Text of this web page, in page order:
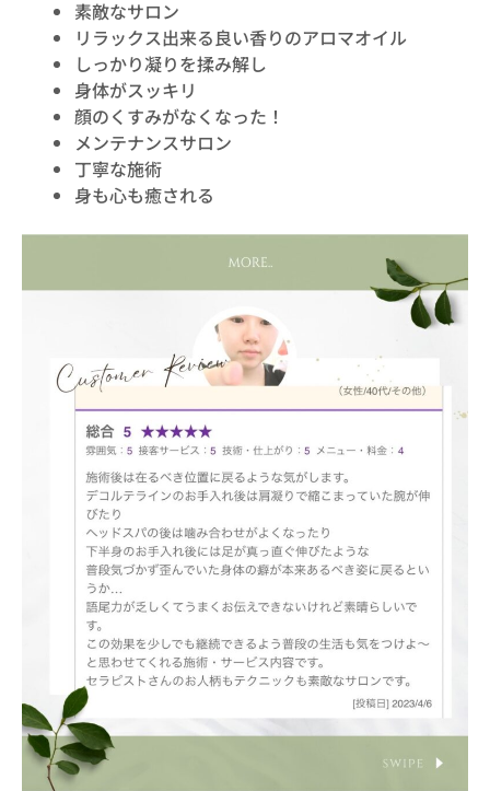
素敵なサロン
リラックス出来る良い香りのアロマオイル
しっかり凝りを揉み解し
身体がスッキリ
顔のくすみがなくなった！
メンテナンスサロン
丁寧な施術
身も心も癒される